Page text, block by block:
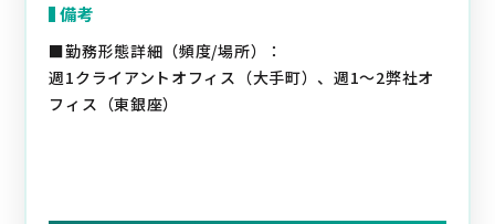
備考
■勤務形態詳細（頻度/場所）：
週1クライアントオフィス（大手町）、週1～2弊社オ
フィス（東銀座）